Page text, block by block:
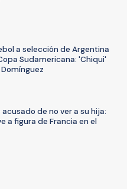
a selección de Argentina
Sudamericana: 'Chiqui'
de no ver a su hija:
a figura de Francia en el